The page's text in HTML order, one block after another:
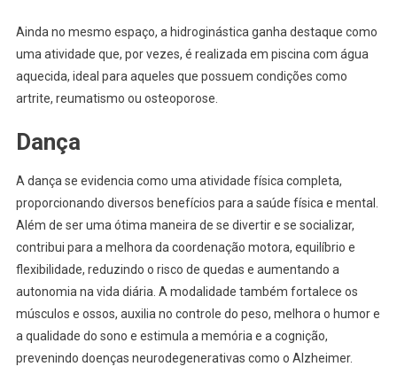
Ainda no mesmo espaço, a hidroginástica ganha destaque como
uma atividade que, por vezes, é realizada em piscina com água
aquecida, ideal para aqueles que possuem condições como
artrite, reumatismo ou osteoporose.
Dança
A dança se evidencia como uma atividade física completa,
proporcionando diversos benefícios para a saúde física e mental.
Além de ser uma ótima maneira de se divertir e se socializar,
contribui para a melhora da coordenação motora, equilíbrio e
flexibilidade, reduzindo o risco de quedas e aumentando a
autonomia na vida diária. A modalidade também fortalece os
músculos e ossos, auxilia no controle do peso, melhora o humor e
a qualidade do sono e estimula a memória e a cognição,
prevenindo doenças neurodegenerativas como o Alzheimer.